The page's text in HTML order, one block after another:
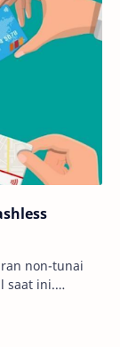
non-tunai
saat ini.